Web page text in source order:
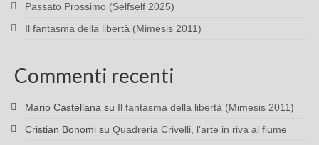
Passato Prossimo (Selfself 2025)
Il fantasma della libertà (Mimesis 2011)
Commenti recenti
Mario Castellana su Il fantasma della libertà (Mimesis 2011)
Cristian Bonomi su Quadreria Crivelli, l’arte in riva al fiume